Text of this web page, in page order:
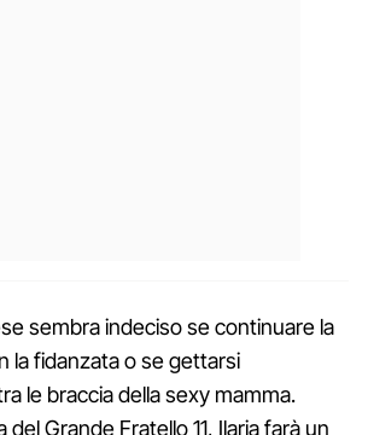
sembra indeciso se continuare la
la fidanzata o se gettarsi
le braccia della sexy mamma.
Grande Fratello 11, Ilaria farà un